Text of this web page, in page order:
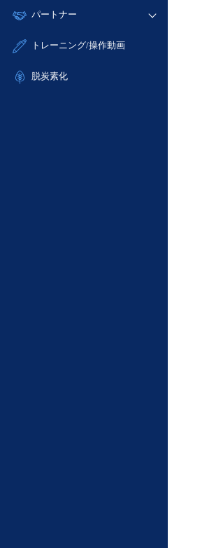
すべてのメニューを見る
サポート
すべてのメニューを見る
- 初期設定・確認
- ユーザー機能の管理
- APIリファレンス
- IoT
- ITインフラストラクチャー
故障/メンテナンス履歴
定期メンテナンス
パートナー
販売パートナー向けプログラム
トレーニング/操作動画
脱炭素化